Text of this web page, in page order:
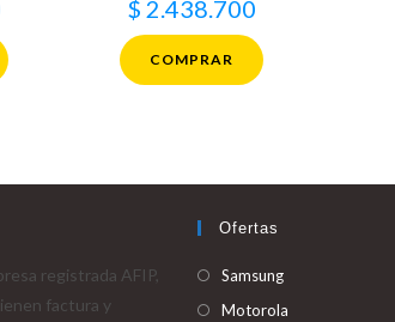
$ 2.438.700
COMPRAR
registrada AFIP,
factura y
Ofertas
SamsungSe
abre
Motorola